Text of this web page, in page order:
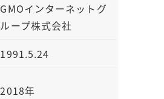
GMOインターネットグ
ループ株式会社
1991.5.24
2018年